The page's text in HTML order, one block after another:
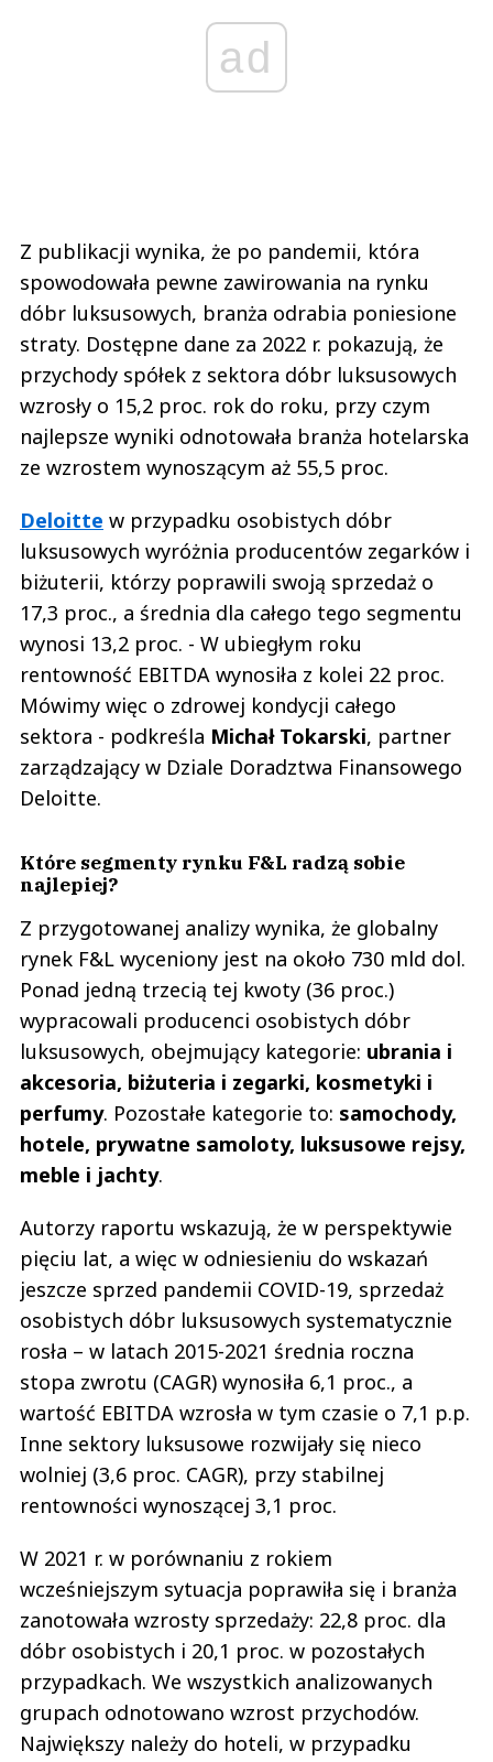
ad
Z publikacji wynika, że po pandemii, która
spowodowała pewne zawirowania na rynku
dóbr luksusowych, branża odrabia poniesione
straty. Dostępne dane za 2022 r. pokazują, że
przychody spółek z sektora dóbr luksusowych
wzrosły o 15,2 proc. rok do roku, przy czym
najlepsze wyniki odnotowała branża hotelarska
ze wzrostem wynoszącym aż 55,5 proc.
Deloitte w przypadku osobistych dóbr
luksusowych wyróżnia producentów zegarków i
biżuterii, którzy poprawili swoją sprzedaż o
17,3 proc., a średnia dla całego tego segmentu
wynosi 13,2 proc. - W ubiegłym roku
rentowność EBITDA wynosiła z kolei 22 proc.
Mówimy więc o zdrowej kondycji całego
sektora - podkreśla Michał Tokarski, partner
zarządzający w Dziale Doradztwa Finansowego
Deloitte.
Które segmenty rynku F&L radzą sobie
najlepiej?
Z przygotowanej analizy wynika, że globalny
rynek F&L wyceniony jest na około 730 mld dol.
Ponad jedną trzecią tej kwoty (36 proc.)
wypracowali producenci osobistych dóbr
luksusowych, obejmujący kategorie: ubrania i
akcesoria, biżuteria i zegarki, kosmetyki i
perfumy. Pozostałe kategorie to: samochody,
hotele, prywatne samoloty, luksusowe rejsy,
meble i jachty.
Autorzy raportu wskazują, że w perspektywie
pięciu lat, a więc w odniesieniu do wskazań
jeszcze sprzed pandemii COVID-19, sprzedaż
osobistych dóbr luksusowych systematycznie
rosła – w latach 2015-2021 średnia roczna
stopa zwrotu (CAGR) wynosiła 6,1 proc., a
wartość EBITDA wzrosła w tym czasie o 7,1 p.p.
Inne sektory luksusowe rozwijały się nieco
wolniej (3,6 proc. CAGR), przy stabilnej
rentowności wynoszącej 3,1 proc.
W 2021 r. w porównaniu z rokiem
wcześniejszym sytuacja poprawiła się i branża
zanotowała wzrosty sprzedaży: 22,8 proc. dla
dóbr osobistych i 20,1 proc. w pozostałych
przypadkach. We wszystkich analizowanych
grupach odnotowano wzrost przychodów.
Największy należy do hoteli, w przypadku